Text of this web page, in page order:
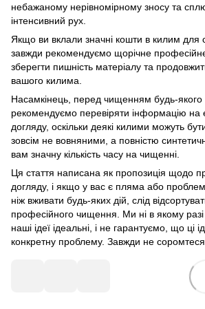
небажаному нерівномірному зносу та
інтенсивний рух.
Якщо ви вклали значні кошти в килим для
завжди рекомендуємо щорічне
зберегти пишність матеріалу та
вашого килима.
Насамкінець, перед чищенням будь-
рекомендуємо перевіряти інформацію на
догляду, оскільки деякі килими можуть
зовсім не вовняними, а повністю
вам значну кількість часу на чищенні.
Ця стаття написана як пропозиція щодо
догляду, і якщо у вас є пляма або
ніж вживати будь-яких дій, слід
професійного чищення. Ми ні в якому
наші ідеї ідеальні, і не гарантуємо, що ці
конкретну проблему. Завжди не